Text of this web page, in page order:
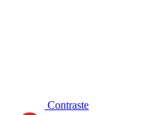
Contraste